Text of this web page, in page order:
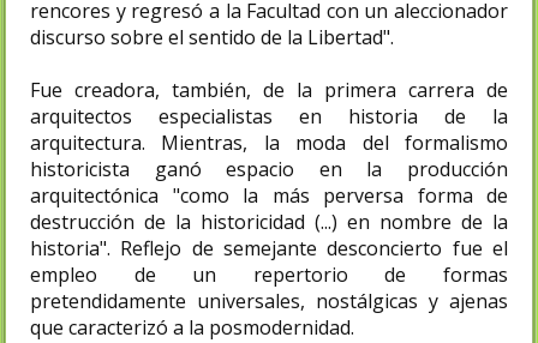
rencores y regresó a la Facultad con un aleccionador
discurso sobre el sentido de la Libertad".
Fue creadora, también, de la primera carrera de
arquitectos especialistas en historia de la
arquitectura. Mientras, la moda del formalismo
historicista ganó espacio en la producción
arquitectónica "como la más perversa forma de
destrucción de la historicidad (...) en nombre de la
historia". Reflejo de semejante desconcierto fue el
empleo de un repertorio de formas
pretendidamente universales, nostálgicas y ajenas
que caracterizó a la posmodernidad.